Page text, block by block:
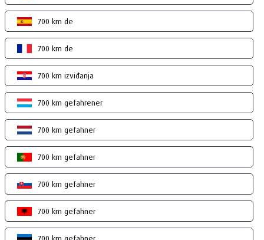
700 km de
700 km de
700 km izviđanja
700 km gefahrener
700 km gefahner
700 km gefahner
700 km gefahner
700 km gefahner